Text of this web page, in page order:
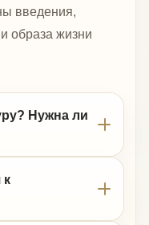
введения,
образа жизни
Нужна ли
к